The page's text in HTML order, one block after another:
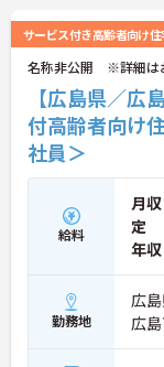
サービス付き高齢者向け住
名称非公開 ※詳細は
【広島県／
付高齢者向け
社員＞
給料
月収
定
年収
勤務地
広
広